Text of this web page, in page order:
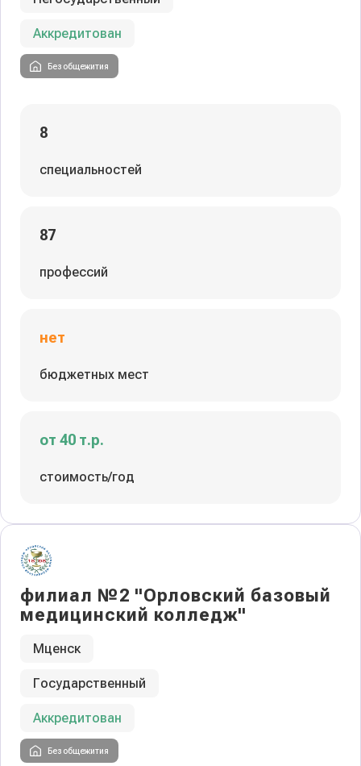
Аккредитован
Без общежития
8
специальностей
87
профессий
нет
бюджетных мест
от 40 т.р.
стоимость/год
филиал №2 "Орловский базовый
медицинский колледж"
Мценск
Государственный
Аккредитован
Без общежития